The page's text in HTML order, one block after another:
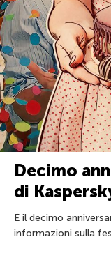
Decimo
di
È il decimo
informazioni sulla